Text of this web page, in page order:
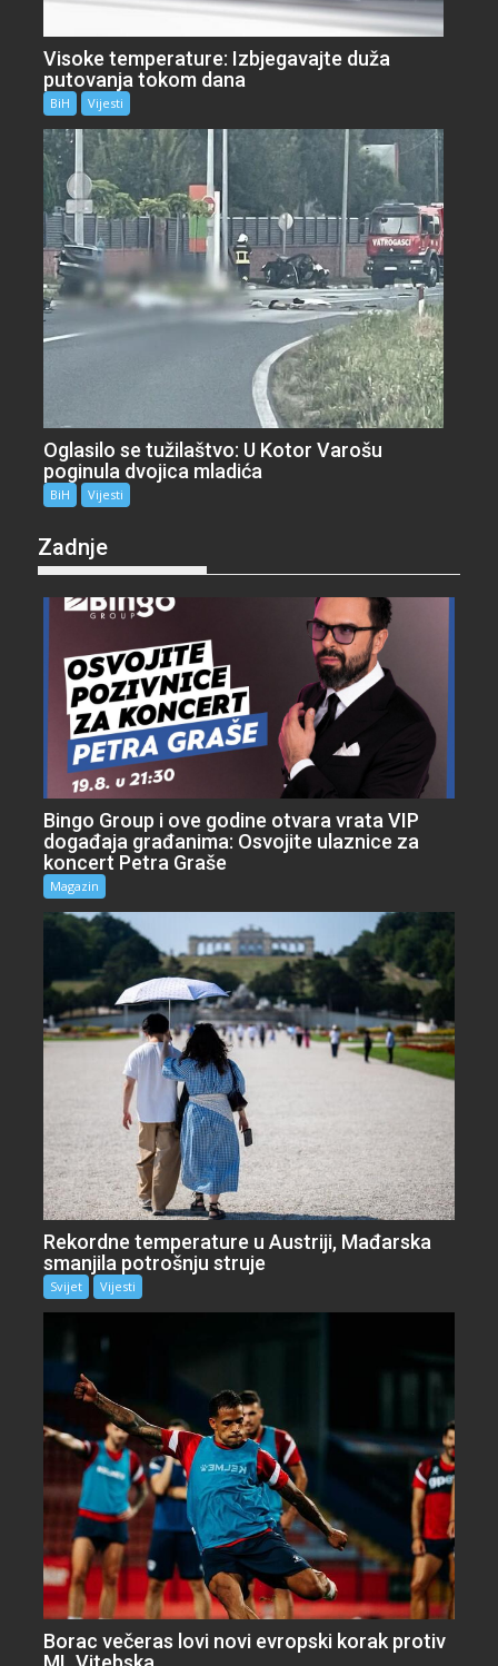
Visoke temperature: Izbjegavajte duža
putovanja tokom dana
BiH Vijesti
Oglasilo se tužilaštvo: U Kotor Varošu
poginula dvojica mladića
BiH Vijesti
Zadnje
Bingo Group i ove godine otvara vrata VIP
događaja građanima: Osvojite ulaznice za
koncert Petra Graše
Magazin
Rekordne temperature u Austriji, Mađarska
smanjila potrošnju struje
Svijet Vijesti
Borac večeras lovi novi evropski korak protiv